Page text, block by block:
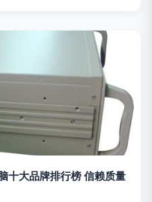
十大品牌排行榜 信赖质量